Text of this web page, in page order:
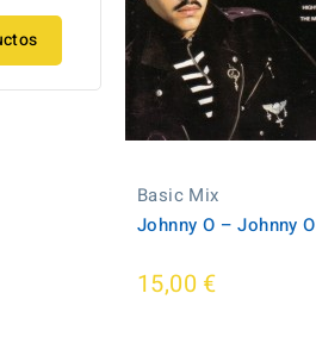
Basic Mix
Johnny O ‎– Johnny O
15,00 €